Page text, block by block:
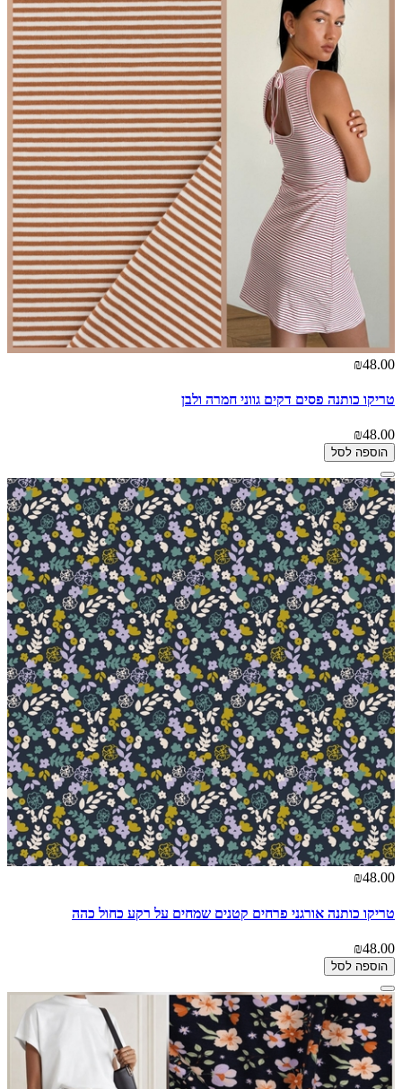
₪48.00
טריקו כותנה פסים דקים גווני חמרה ולבן
₪48.00
הוספה לסל
₪48.00
טריקו כותנה אורגני פרחים קטנים שמחים על רקע כחול כהה
₪48.00
הוספה לסל